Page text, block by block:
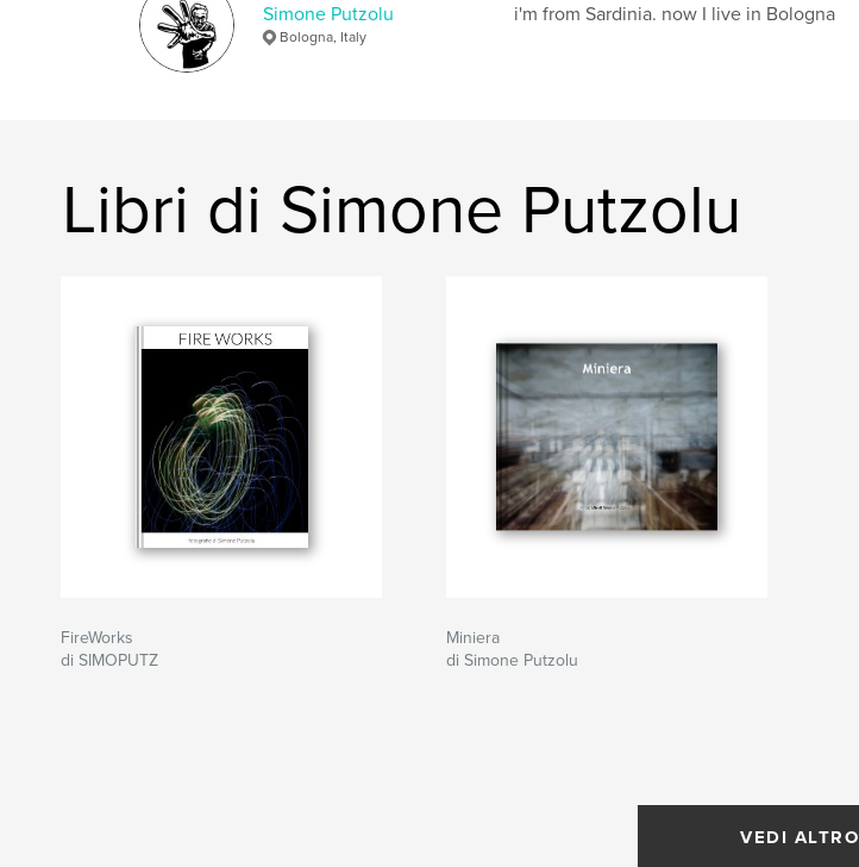
Simone Putzolu
Bologna, Italy
i'm from Sardinia. now I live in Bologna
Libri di Simone Putzolu
FireWorks
di SIMOPUTZ
Miniera
di Simone Putzolu
VEDI ALTRO